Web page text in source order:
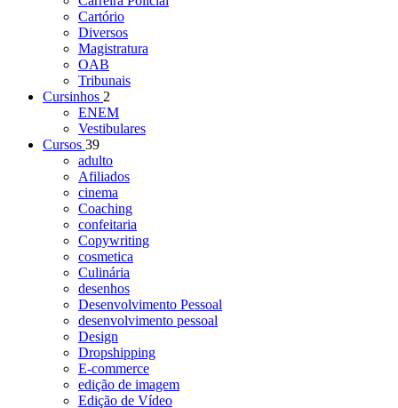
Cartório
Diversos
Magistratura
OAB
Tribunais
Cursinhos 2
ENEM
Vestibulares
Cursos 39
adulto
Afiliados
cinema
Coaching
confeitaria
Copywriting
cosmetica
Culinária
desenhos
Desenvolvimento Pessoal
desenvolvimento pessoal
Design
Dropshipping
E-commerce
edição de imagem
Edição de Vídeo